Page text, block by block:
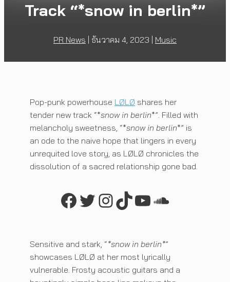
Track “*snow in berlin*”
PR News | ธันวาคม 4, 2023 | Music
Pop-punk powerhouse LØLØ shares her
tender new track “*snow in berlin*”. Filled with
melancholy sweetness, “*snow in berlin*” is
an ode to the naive hope that lingers in every
unrequited love story, as LØLØ chronicles the
dissolution of a sacred relationship gone bad.
Facebook
Twitter
Instagram
TikTok
YouTube
Sensitive and stark, “*snow in berlin*”
showcases LØLØ at her most lyrically
vulnerable. Frosty acoustic guitars and a